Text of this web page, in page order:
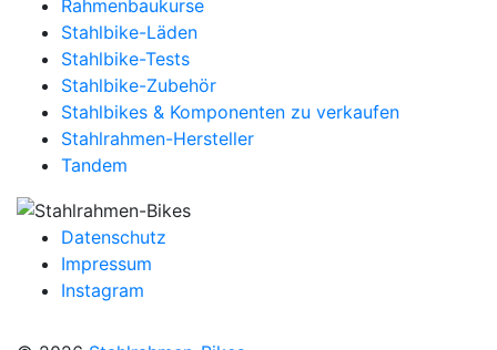
Rahmenbaukurse
Stahlbike-Läden
Stahlbike-Tests
Stahlbike-Zubehör
Stahlbikes & Komponenten zu verkaufen
Stahlrahmen-Hersteller
Tandem
Datenschutz
Impressum
Instagram